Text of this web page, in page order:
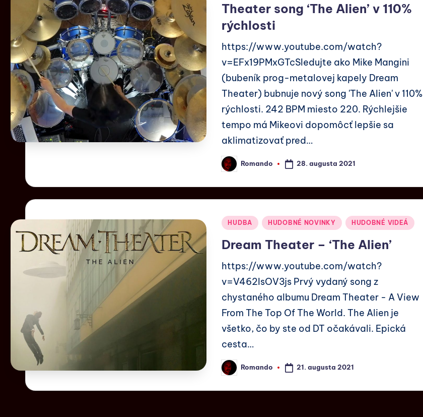
Theater song ‘The Alien’ v 110%
rýchlosti
https://www.youtube.com/watch?
v=EFx19PMxGTcSledujte ako Mike Mangini
(bubeník prog-metalovej kapely Dream
Theater) bubnuje nový song 'The Alien' v 110%
rýchlosti. 242 BPM miesto 220. Rýchlejšie
tempo má Mikeovi dopomôcť lepšie sa
aklimatizovať pred…
Romando 28. augusta 2021
HUDBA HUDOBNÉ NOVINKY HUDOBNÉ VIDEÁ
Dream Theater – ‘The Alien’
https://www.youtube.com/watch?
v=V462IsOV3js Prvý vydaný song z
chystaného albumu Dream Theater - A View
From The Top Of The World. The Alien je
všetko, čo by ste od DT očakávali. Epická
cesta…
Romando 21. augusta 2021